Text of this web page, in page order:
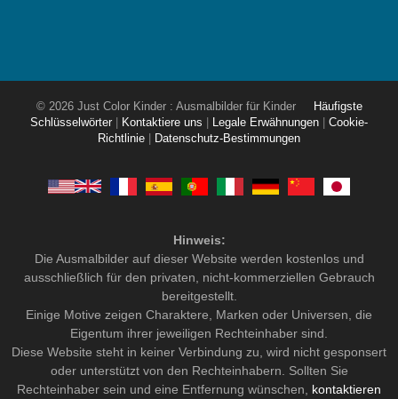
© 2026 Just Color Kinder : Ausmalbilder für Kinder
Häufigste
Schlüsselwörter
Kontaktiere uns Legale Erwähnungen
Cookie-
Richtlinie
Datenschutz-Bestimmungen
Hinweis:
Die Ausmalbilder auf dieser Website werden kostenlos und
ausschließlich für den privaten, nicht-kommerziellen Gebrauch
bereitgestellt.
Einige Motive zeigen Charaktere, Marken oder Universen, die
Eigentum ihrer jeweiligen Rechteinhaber sind.
Diese Website steht in keiner Verbindung zu, wird nicht gesponsert
oder unterstützt von den Rechteinhabern. Sollten Sie
Rechteinhaber sein und eine Entfernung wünschen, kontaktieren